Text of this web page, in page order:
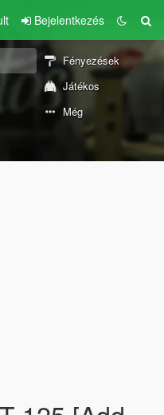
Bejelentkezés
Fényezések
Játékos
Még